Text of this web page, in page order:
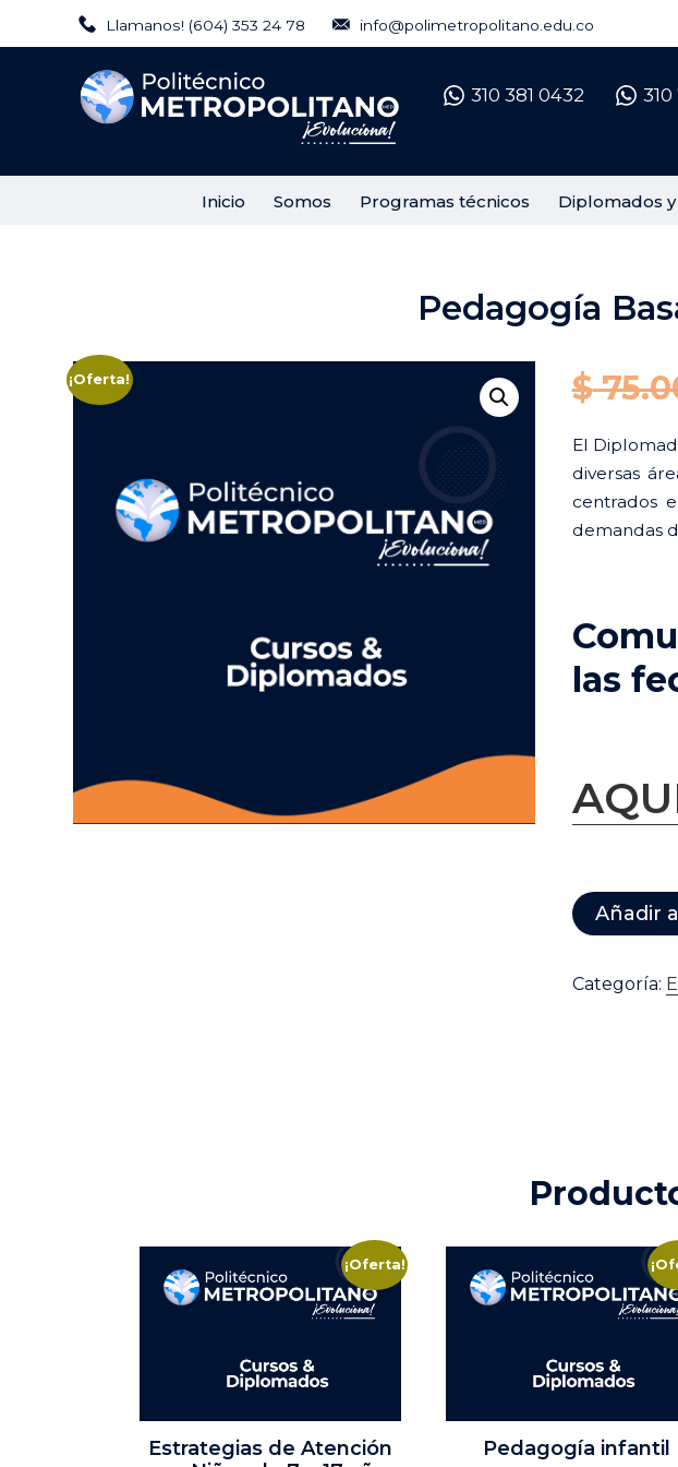
Regálanos tu Like
Llamanos! (604) 353 24 78 info@polimetropolitano.edu.co
310 381 0432
Inicio Somos Programas técnicos Diplomados
Pedagogía
¡Oferta! $
El
diversas
centrados
demandas
las
Basada
en
cantidad
Añadir
Categoría:
¡Oferta!
Estrategias de Atención
Pedagogía infantil